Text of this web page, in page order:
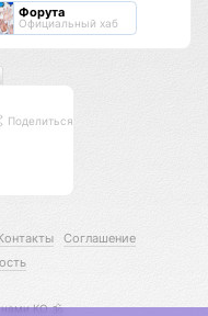
Форута
Официальный хаб
Поделиться
Соглашение
КО 🕉️